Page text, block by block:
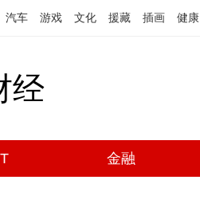
汽车 游戏 文化 援藏 插画 健康
经
金融